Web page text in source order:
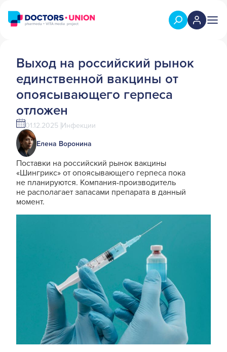
Выход на российский рынок
единственной вакцины от
опоясывающего герпеса
отложен
01.12.2025 Инфекции
Елена Воронина
Поставки на российский рынок вакцины
«Шингрикс» от опоясывающего герпеса пока
не планируются. Компания-производитель
не располагает запасами препарата в данный
момент.